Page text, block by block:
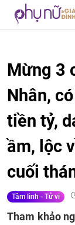
Mừng 3
Nhân,
tiền tỷ,
ầm, lộc
cuối
Tâm linh - Tử vi
Tham khảo